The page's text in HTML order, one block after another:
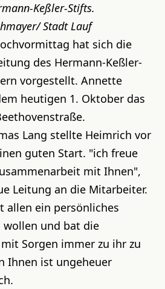
Keßler-Stifts.
Stadt Lauf
hat sich die
des Hermann-Keßler-
vorgestellt. Annette
heutigen 1. Oktober das
Lang stellte Heimrich vor
guten Start. "ich freue
mit Ihnen",
Leitung an die Mitarbeiter.
allen ein persönliches
wollen und bat die
Sorgen immer zu ihr zu
Ihnen ist ungeheuer